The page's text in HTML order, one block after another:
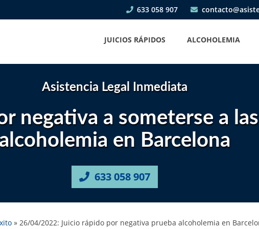
633 058 907
JUICIOS RÁPIDOS ALCOHOLEMIA
Asistencia Legal Inmediata
negativa a someterse a
alcoholemia en Barcelona
633 058 907
» 26/04/2022: Juicio rápido por negativa prueba alcoholemia en